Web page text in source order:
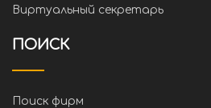
Виртуальный секретарь
ПОИСК
Поиск фирм